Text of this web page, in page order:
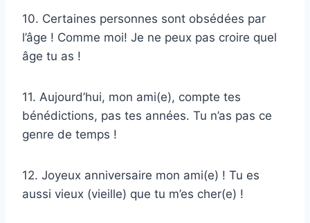
10. Certaines personnes sont obsédées par
l’âge ! Comme moi! Je ne peux pas croire quel
âge tu as !
11. Aujourd’hui, mon ami(e), compte tes
bénédictions, pas tes années. Tu n’as pas ce
genre de temps !
12. Joyeux anniversaire mon ami(e) ! Tu es
aussi vieux (vieille) que tu m’es cher(e) !